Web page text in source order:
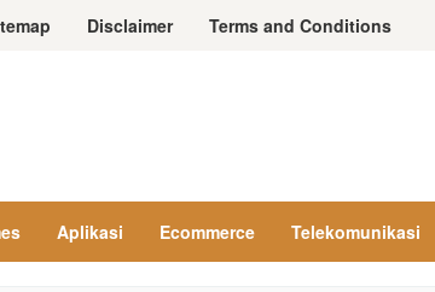
Disclaimer Terms and Conditions
Aplikasi Ecommerce Telekomunikasi